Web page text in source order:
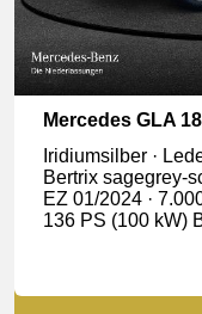
Mercedes GLA
Iridiumsilber ·
Bertrix sagegrey-
EZ 01/2024 ·
136 PS (100 kW)